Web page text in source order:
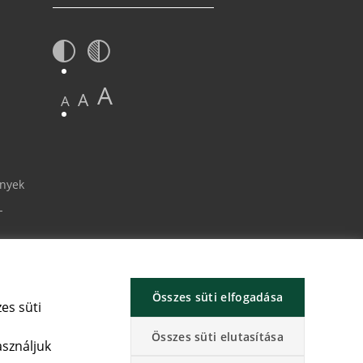
süti
Összes süti elfogadása
Összes süti elutasítása
A A A